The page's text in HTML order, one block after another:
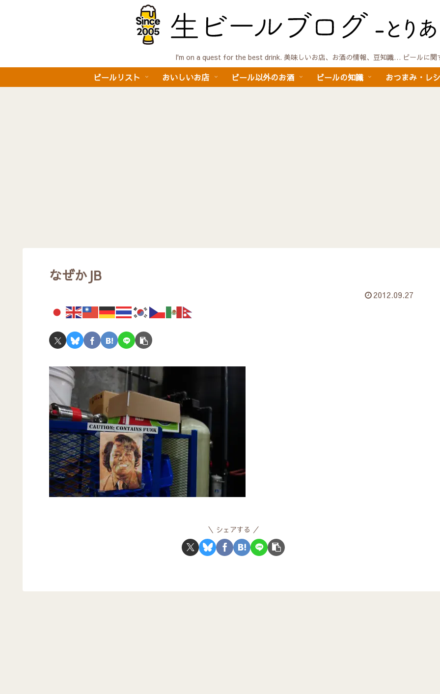
I'm on a quest for the best drink. 美味しいお店、お酒の情報、豆知識… ビールに関
ビールリスト おいしいお店 ビール以外のお酒 ビールの知識 おつまみ・レ
なぜかJB
2012.09.27
シェアする